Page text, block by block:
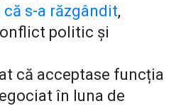
că s-a răzgândit,
politic și
că acceptase funcția
în luna de